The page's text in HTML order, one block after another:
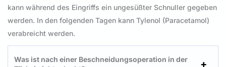
kann während des Eingriffs ein ungesüßter Schnuller gegeben
werden. In den folgenden Tagen kann Tylenol (Paracetamol)
verabreicht werden.
Was ist nach einer Beschneidungsoperation in der